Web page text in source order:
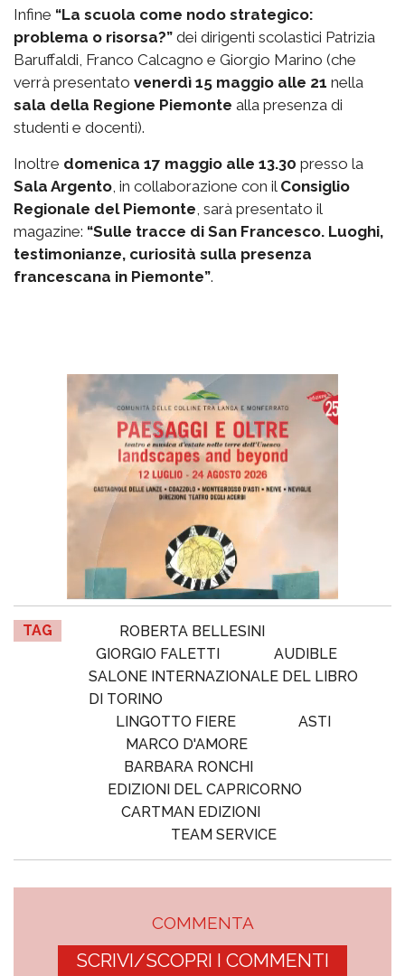
Infine “La scuola come nodo strategico:
problema o risorsa?” dei dirigenti scolastici Patrizia
Baruffaldi, Franco Calcagno e Giorgio Marino (che
verrà presentato venerdì 15 maggio alle 21 nella
sala della Regione Piemonte alla presenza di
studenti e docenti).
Inoltre domenica 17 maggio alle 13.30 presso la
Sala Argento , in collaborazione con il Consiglio
Regionale del Piemonte , sarà presentato il
magazine: “Sulle tracce di San Francesco. Luoghi,
testimonianze, curiosità sulla presenza
francescana in Piemonte”.
TAG
ROBERTA BELLESINI
GIORGIO FALETTI
AUDIBLE
SALONE INTERNAZIONALE DEL LIBRO
DI TORINO
LINGOTTO FIERE
ASTI
MARCO D'AMORE
BARBARA RONCHI
EDIZIONI DEL CAPRICORNO
CARTMAN EDIZIONI
TEAM SERVICE
COMMENTA
SCRIVI/SCOPRI I COMMENTI